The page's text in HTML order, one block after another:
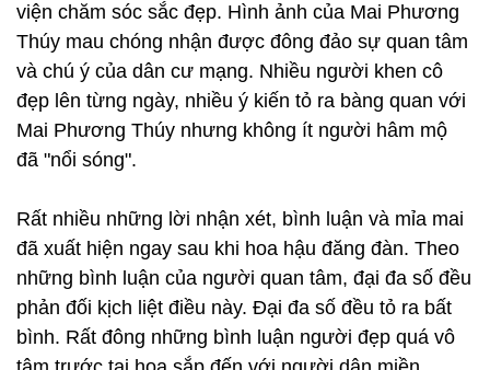
viện chăm sóc sắc đẹp. Hình ảnh của Mai Phương
Thúy mau chóng nhận được đông đảo sự quan tâm
và chú ý của dân cư mạng. Nhiều người khen cô
đẹp lên từng ngày, nhiều ý kiến tỏ ra bàng quan với
Mai Phương Thúy nhưng không ít người hâm mộ
đã "nổi sóng".
Rất nhiều những lời nhận xét, bình luận và mỉa mai
đã xuất hiện ngay sau khi hoa hậu đăng đàn. Theo
những bình luận của người quan tâm, đại đa số đều
phản đối kịch liệt điều này. Đại đa số đều tỏ ra bất
bình. Rất đông những bình luận người đẹp quá vô